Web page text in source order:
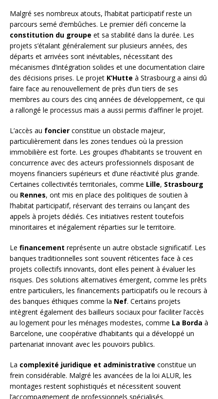
Malgré ses nombreux atouts, l’habitat participatif reste un
parcours semé d’embûches. Le premier défi concerne la
constitution du groupe et sa stabilité dans la durée. Les
projets s’étalant généralement sur plusieurs années, des
départs et arrivées sont inévitables, nécessitant des
mécanismes d’intégration solides et une documentation claire
des décisions prises. Le projet K’Hutte à Strasbourg a ainsi dû
faire face au renouvellement de près d’un tiers de ses
membres au cours des cinq années de développement, ce qui
a rallongé le processus mais a aussi permis d’affiner le projet.
L’accès au foncier constitue un obstacle majeur,
particulièrement dans les zones tendues où la pression
immobilière est forte. Les groupes d’habitants se trouvent en
concurrence avec des acteurs professionnels disposant de
moyens financiers supérieurs et d’une réactivité plus grande.
Certaines collectivités territoriales, comme Lille, Strasbourg
ou Rennes, ont mis en place des politiques de soutien à
l’habitat participatif, réservant des terrains ou lançant des
appels à projets dédiés. Ces initiatives restent toutefois
minoritaires et inégalement réparties sur le territoire.
Le financement représente un autre obstacle significatif. Les
banques traditionnelles sont souvent réticentes face à ces
projets collectifs innovants, dont elles peinent à évaluer les
risques. Des solutions alternatives émergent, comme les prêts
entre particuliers, les financements participatifs ou le recours à
des banques éthiques comme la Nef. Certains projets
intègrent également des bailleurs sociaux pour faciliter l’accès
au logement pour les ménages modestes, comme La Borda à
Barcelone, une coopérative d’habitants qui a développé un
partenariat innovant avec les pouvoirs publics.
La complexité juridique et administrative constitue un
frein considérable. Malgré les avancées de la loi ALUR, les
montages restent sophistiqués et nécessitent souvent
l’accompagnement de professionnels spécialisés.